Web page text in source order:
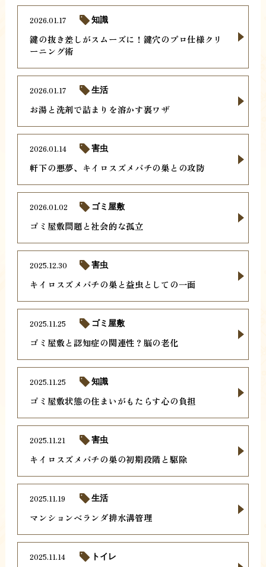
鍵の抜き差しがスムーズに！鍵穴のプロ仕様クリ
ーニング術
2026.01.17 知識
お湯と洗剤で詰まりを溶かす裏ワザ
2026.01.17 生活
軒下の悪夢、キイロスズメバチの巣との攻防
2026.01.14 害虫
ゴミ屋敷問題と社会的な孤立
2026.01.02 ゴミ屋敷
キイロスズメバチの巣と益虫としての一面
2025.12.30 害虫
ゴミ屋敷と認知症の関連性？脳の老化
2025.11.25 ゴミ屋敷
ゴミ屋敷状態の住まいがもたらす心の負担
2025.11.25 知識
キイロスズメバチの巣の初期段階と駆除
2025.11.21 害虫
マンションベランダ排水溝管理
2025.11.19 生活
2025.11.14 トイレ